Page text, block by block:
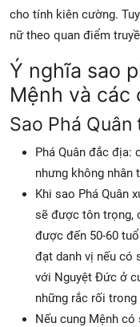
cho tính kiên cường.
nữ theo quan điểm
Ý nghĩa sao
Mệnh và các
Sao Phá Quân
Phá Quân đắc địa:
nhưng không nhân
Khi sao Phá Quân
sẽ được tôn trọng,
được đến 50-60
đạt danh vị nếu có
với Nguyệt Đức ở
những rắc rối trong
Nếu cung Mệnh